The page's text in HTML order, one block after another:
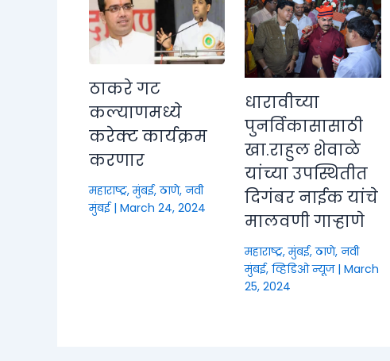
ठाकरे गट
कल्याणमध्ये
करेक्ट कार्यक्रम
करणार
महाराष्ट्र,मुंबई, ठाणे, नवी
मुंबई| March 24, 2024
धारावीच्या
पुनर्विकासासाठी
खा.राहुल शेवाळे
यांच्या उपस्थितीत
दिगंबर नाईक यांचे
मालवणी गाऱ्हाणे
महाराष्ट्र,मुंबई, ठाणे, नवी
मुंबई,व्हिडिओ न्यूज|March
25, 2024